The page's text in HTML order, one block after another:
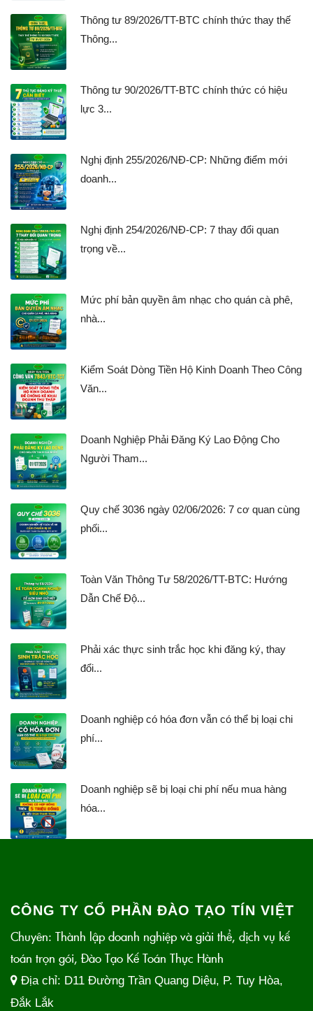
Thông tư 89/2026/TT-BTC chính thức thay thế
Thông...
Thông tư 90/2026/TT-BTC chính thức có hiệu
lực 3...
Nghị định 255/2026/NĐ-CP: Những điểm mới
doanh...
Nghị định 254/2026/NĐ-CP: 7 thay đổi quan
trọng về...
Mức phí bản quyền âm nhạc cho quán cà phê,
nhà...
Kiểm Soát Dòng Tiền Hộ Kinh Doanh Theo Công
Văn...
Doanh Nghiệp Phải Đăng Ký Lao Động Cho
Người Tham...
Quy chế 3036 ngày 02/06/2026: 7 cơ quan cùng
phối...
Toàn Văn Thông Tư 58/2026/TT-BTC: Hướng
Dẫn Chế Độ...
Phải xác thực sinh trắc học khi đăng ký, thay
đổi...
Doanh nghiệp có hóa đơn vẫn có thể bị loại chi
phí...
Doanh nghiệp sẽ bị loại chi phí nếu mua hàng
hóa...
CÔNG TY CỔ PHẦN ĐÀO TẠO TÍN VIỆT
Chuyên: Thành lập doanh nghiệp và giải thể, dịch vụ kế
toán trọn gói, Đào Tạo Kế Toán Thực Hành
Địa chỉ: D11 Đường Trần Quang Diệu, P. Tuy Hòa,
Đắk Lắk